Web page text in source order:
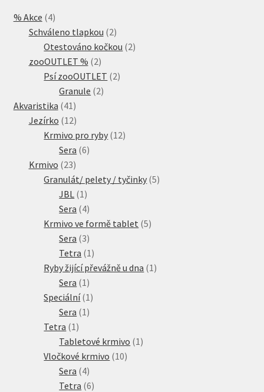
% Akce 44
produkty
Schváleno tlapkou 22
produkty
Otestováno kočkou 22
zooOUTLET % 22
produkty
Psí zooOUTLET 22
Granule 22
Akvaristika 41 41
produktů
Jezírko 1212
produktů
Krmivo pro ryby 1212
Sera 66
Krmivo 2323
produktů
Granulát/ pelety / tyčinky 55
JBL 1 1
produkt
Sera 44
produkty
Krmivo ve formě tablet 55
Sera 33
produkty
Tetra 1 1
produkt
Ryby žijící převážně u dna 1 1
Sera 1 1
produkt
Speciální 1 1
Sera 1 1
Tetra 1 1
produkt
Tabletové krmivo 1 1
Vločkové krmivo 1010
Sera 44
produkty
Tetra 66